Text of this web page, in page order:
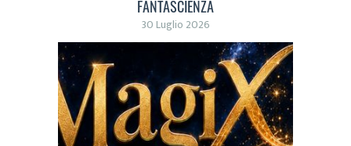
FANTASCIENZA
30 Luglio 2026